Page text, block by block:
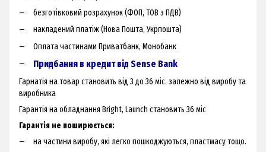
безготівковий розрахунок (ФОП, ТОВ з ПДВ)
накладений платіж (Нова Пошта, Укрпошта)
Оплата частинами Приватбанк, Монобанк
Придбання в кредит від Sense Bank
Гарнатія на товар становить від 3 до 36 міс. залежно від виробу та
виробника
Гарантія на обладнання Bright, Launch становить 36 міс
Гарантія не поширюється:
на частини виробу, які легко пошкоджуються, пластмасу тощо.